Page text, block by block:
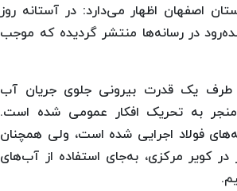
اصفهان اظهار می‌دارد: در آستانه روز
در رسانه‌ها منتشر گردیده که موجب
طرف یک قدرت بیرونی جلوی جریان آب
منجر به تحریک افکار عمومی شده است.
از پساب در کارخانه‌های فولاد اجرایی شده است، ولی همچنان
در کویر مرکزی، به‌جای استفاده از آب‌های